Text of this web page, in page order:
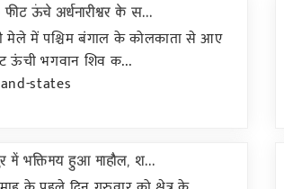
ऊंचे अर्धनारीश्वर के स...
मेले में पश्चिम बंगाल के कोलकाता से आए
ऊंची भगवान शिव क...
states
में भक्तिमय हुआ माहौल, श...